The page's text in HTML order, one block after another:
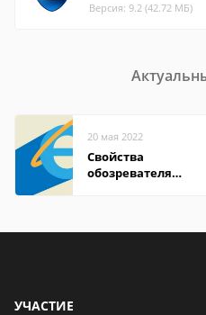
Версия: 9.2 (42.72 МБ)
20 мая 2022
Свойства
обозревателя
УЧАСТИЕ